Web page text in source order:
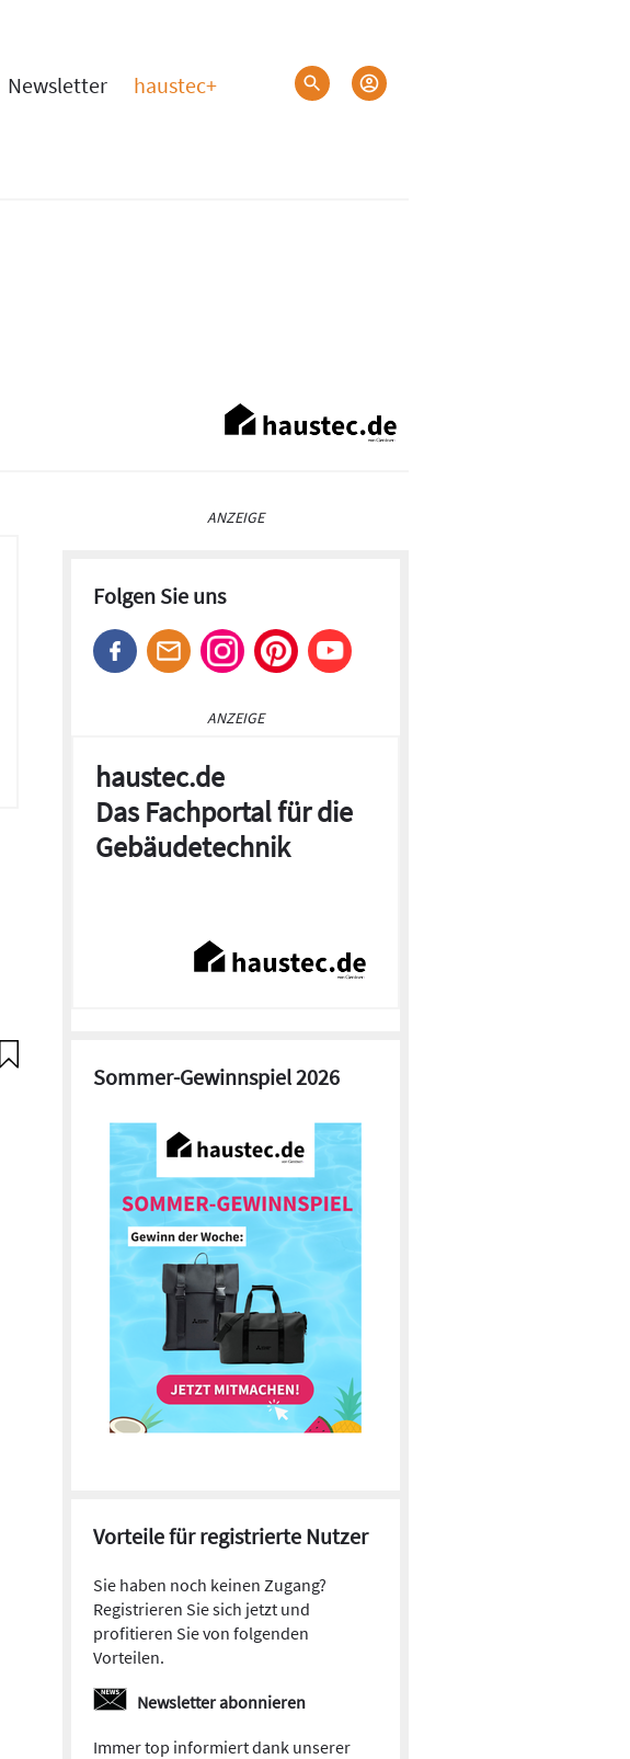
Newsletter haustec+
ANZEIGE
Folgen Sie uns
ANZEIGE
haustec.de
Das Fachportal für die
Gebäudetechnik
Sommer-Gewinnspiel 2026
Vorteile für registrierte Nutzer
Sie haben noch keinen Zugang?
Registrieren Sie sich jetzt und
profitieren Sie von folgenden
Vorteilen.
Newsletter abonnieren
Immer top informiert dank unserer